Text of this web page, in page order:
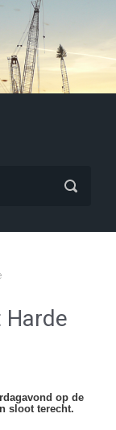
Harde
op de
sloot terecht.